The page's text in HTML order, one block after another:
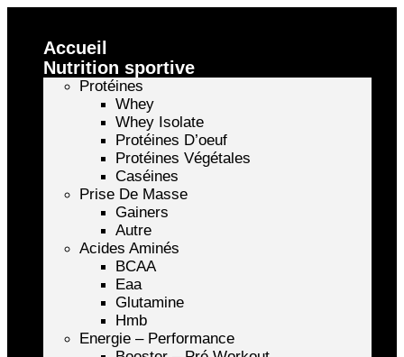
Accueil
Nutrition sportive
Protéines
Whey
Whey Isolate
Protéines D’oeuf
Protéines Végétales
Caséines
Prise De Masse
Gainers
Autre
Acides Aminés
BCAA
Eaa
Glutamine
Hmb
Energie – Performance